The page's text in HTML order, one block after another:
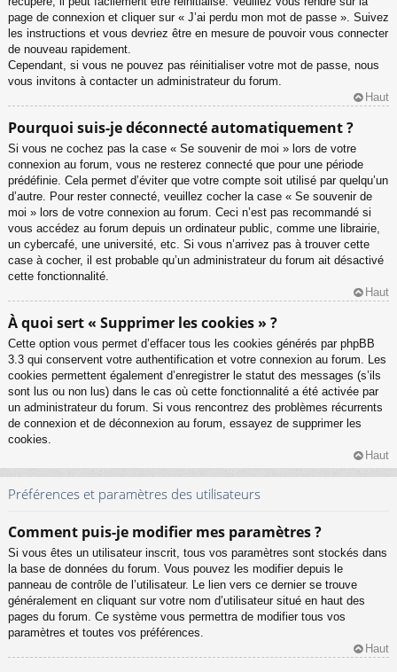
page de connexion et cliquer sur « J’ai perdu mon mot de passe ». Suivez
les instructions et vous devriez être en mesure de pouvoir vous connecter
de nouveau rapidement.
Cependant, si vous ne pouvez pas réinitialiser votre mot de passe, nous
vous invitons à contacter un administrateur du forum.
Haut
Pourquoi suis-je déconnecté automatiquement ?
Si vous ne cochez pas la case « Se souvenir de moi » lors de votre
connexion au forum, vous ne resterez connecté que pour une période
prédéfinie. Cela permet d’éviter que votre compte soit utilisé par quelqu’un
d’autre. Pour rester connecté, veuillez cocher la case « Se souvenir de
moi » lors de votre connexion au forum. Ceci n’est pas recommandé si
vous accédez au forum depuis un ordinateur public, comme une librairie,
un cybercafé, une université, etc. Si vous n’arrivez pas à trouver cette
case à cocher, il est probable qu’un administrateur du forum ait désactivé
cette fonctionnalité.
Haut
À quoi sert « Supprimer les cookies » ?
Cette option vous permet d’effacer tous les cookies générés par phpBB
3.3 qui conservent votre authentification et votre connexion au forum. Les
cookies permettent également d’enregistrer le statut des messages (s’ils
sont lus ou non lus) dans le cas où cette fonctionnalité a été activée par
un administrateur du forum. Si vous rencontrez des problèmes récurrents
de connexion et de déconnexion au forum, essayez de supprimer les
cookies.
Haut
Préférences et paramètres des utilisateurs
Comment puis-je modifier mes paramètres ?
Si vous êtes un utilisateur inscrit, tous vos paramètres sont stockés dans
la base de données du forum. Vous pouvez les modifier depuis le
panneau de contrôle de l’utilisateur. Le lien vers ce dernier se trouve
généralement en cliquant sur votre nom d’utilisateur situé en haut des
pages du forum. Ce système vous permettra de modifier tous vos
paramètres et toutes vos préférences.
Haut